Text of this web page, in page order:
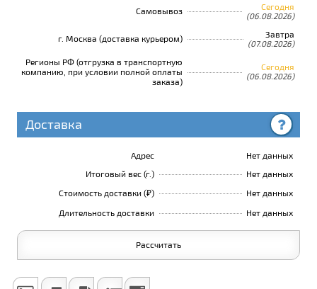
Самовывоз Сегодня
(06.08.2026)
г. Москва (доставка курьером) Завтра
(07.08.2026)
Регионы РФ (отгрузка в транспортную
компанию, при условии полной оплаты
заказа)
Сегодня
(06.08.2026)
Доставка
Адрес
Нет данных
Итоговый вес (г.)
Нет данных
Стоимость доставки (₽)
Нет данных
Длительность доставки
Нет данных
Рассчитать